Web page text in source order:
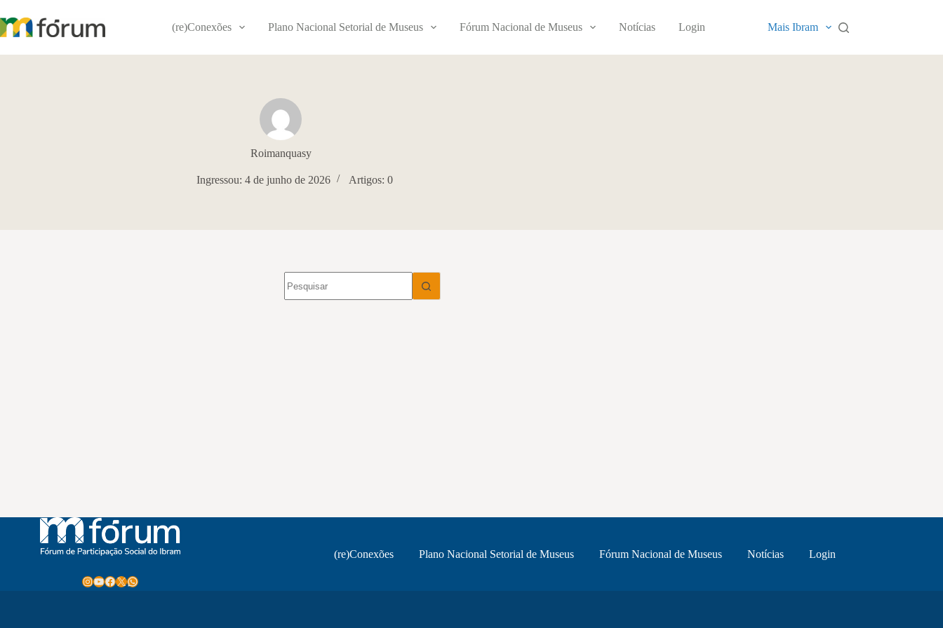
para
o
(re)Conexões Plano Nacional Setorial de Museus Fórum Nacional de Museus Notícias Login Mais Ibram
Roimanquasy
Ingressou: 4 de junho de 2026 Artigos: 0
resultados
Instagram
Youtube
Facebook
X WhatsApp
(re)Conexões Plano Nacional Setorial de Museus Fórum Nacional de Museus Notícias Login